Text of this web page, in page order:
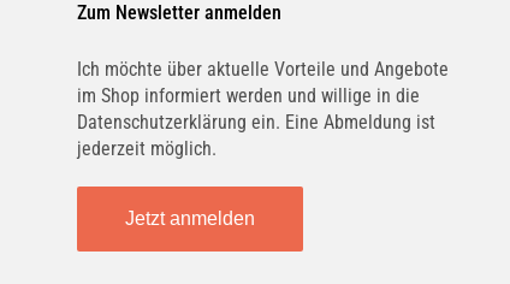
Zum Newsletter anmelden
Ich möchte über aktuelle Vorteile und Angebote
im Shop informiert werden und willige in die
Datenschutzerklärung ein. Eine Abmeldung ist
jederzeit möglich.
Jetzt anmelden